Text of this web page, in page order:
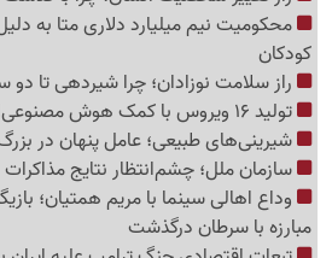
محکومیت نیم میلیارد دلاری متا به
کودکان
راز سلامت نوزادان؛ چرا شیردهی تا
تولید 16 ویروس با کمک هوش مصنوعی!
شیرینی‌های طبیعی؛ عامل پنهان در
سازمان ملل؛ چشم‌انتظار نتایج
مبارزه با سرطان درگذشت